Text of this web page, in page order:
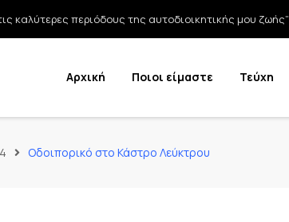
περιόδους της αυτοδιοικητικής μου ζωής”
Αρχική Ποιοι είμαστε Τεύχη
Οδοιπορικό στο Κάστρο Λεύκτρου